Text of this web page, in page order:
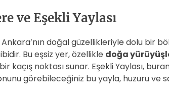
ve Eşekli Yaylası
Ankara’nın doğal güzellikleriyle dolu bir
Bu eşsiz yer, özellikle doğa
kaçış noktası sunar. Eşekli Yaylası,
görebileceğiniz bu yayla, huzuru ve